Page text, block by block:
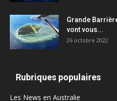
Grande
vont vous...
26 octobre 2022
Rubriques populaires
Les News en Australie